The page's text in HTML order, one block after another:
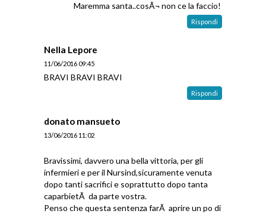
Maremma santa..cosÃ¬ non ce la faccio!
Rispondi
Nella Lepore
11/06/2016 09:45
BRAVI BRAVI BRAVI
Rispondi
donato mansueto
13/06/2016 11:02
Bravissimi, davvero una bella vittoria, per gli
infermieri e per il Nursind,sicuramente venuta
dopo tanti sacrifici e soprattutto dopo tanta
caparbietÃ da parte vostra.
Penso che questa sentenza farÃ aprire un po di